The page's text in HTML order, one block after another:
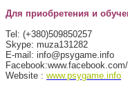
Для приобретения и
Tel: (+380)509850257
Skype: muza131282
E-mail: info@psygame.info
Website : www.psygame.info